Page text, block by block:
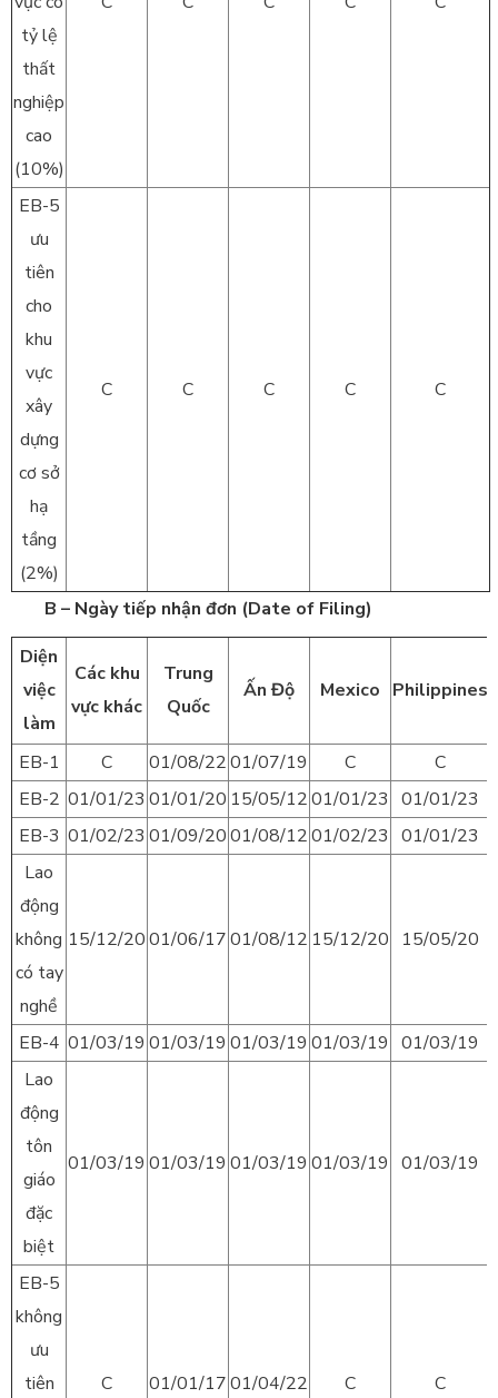
tỷ lệ
thất
nghiệp
cao
(10%)
EB-5
ưu
tiên
cho
khu
vực
xây
dựng
cơ sở
hạ
tầng
(2%)
C C C C C
B – Ngày tiếp nhận đơn (Date of Filing)
Diện
việc
làm
Các khu
vực khác
Trung
Quốc
Ấn Độ Mexico Philippines
EB-1 C 01/08/2201/07/19 C
C
EB-2 01/01/23 01/01/20 15/05/1201/01/23 01/01/23
EB-3 01/02/23 01/09/2001/08/1201/02/23 01/01/23
Lao
động
không
có tay
nghề
15/12/2001/06/1701/08/12 15/12/20 15/05/20
EB-4 01/03/19 01/03/19 01/03/19 01/03/19 01/03/19
Lao
động
tôn
giáo
đặc
biệt
01/03/19 01/03/19 01/03/19 01/03/19 01/03/19
EB-5
không
ưu
tiên
C 01/01/1701/04/22 C C